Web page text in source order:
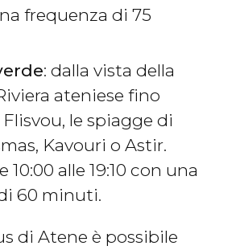
frequenza di 75
: dalla vista della
ateniese fino
le spiagge di
Kavouri o Astir.
10:00 alle 19:10 con una
60 minuti.
di Atene è possibile